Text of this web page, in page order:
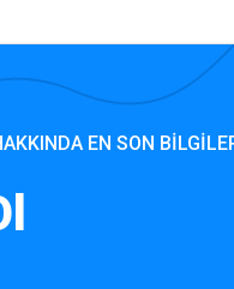
EN SON